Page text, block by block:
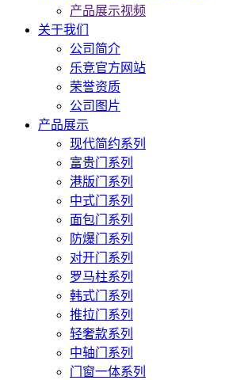
产品展示视频
关于我们
公司简介
乐竞官方网站
荣誉资质
公司图片
产品展示
现代简约系列
富贵门系列
港版门系列
中式门系列
面包门系列
防爆门系列
对开门系列
罗马柱系列
韩式门系列
推拉门系列
轻奢款系列
中轴门系列
门窗一体系列